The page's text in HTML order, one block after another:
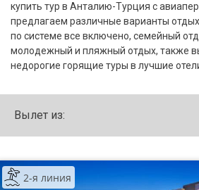
купить тур в Анталию-Турция с
предлагаем различные варианты
по системе все включено, семейный
молодежный и пляжный отдых, также
недорогие горящие туры в лучшие
Вылет из:
2-я линия
Абхазия
Большой Сочи
Кав Мин Воды
Экскурсионные туры